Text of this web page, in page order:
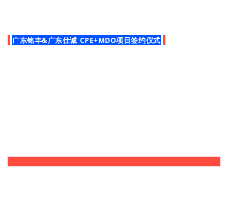
广东铭丰&广东仕诚 CPE+MDO项目签约仪式